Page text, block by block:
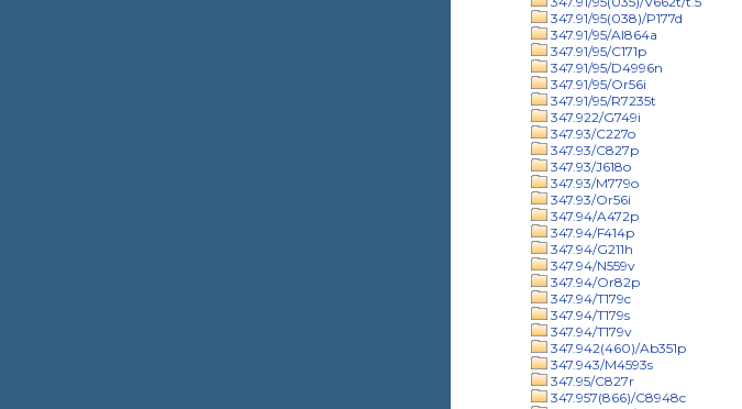
347.91/95(038)/P177d
347.91/95/Al864a
347.91/95/C171p
347.91/95/D4996n
347.91/95/Or56i
347.91/95/R7235t
347.922/G749i
347.93/C227o
347.93/C827p
347.93/J618o
347.93/M779o
347.93/Or56i
347.94/A472p
347.94/F414p
347.94/G211h
347.94/N559v
347.94/Or82p
347.94/T179c
347.94/T179s
347.94/T179v
347.942(460)/Ab351p
347.943/M4593s
347.95/C827r
347.957(866)/C8948c